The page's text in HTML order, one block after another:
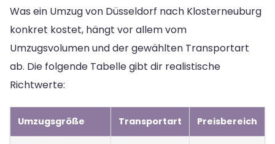
Was ein Umzug von Düsseldorf nach Klosterneuburg
konkret kostet, hängt vor allem vom
Umzugsvolumen und der gewählten Transportart
ab. Die folgende Tabelle gibt dir realistische
Richtwerte:
Umzugsgröße Transportart Preisbereich